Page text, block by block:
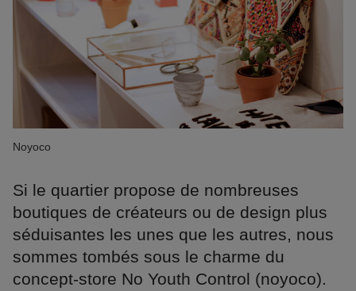
Noyoco
Si le quartier propose de nombreuses
boutiques de créateurs ou de design plus
séduisantes les unes que les autres, nous
sommes tombés sous le charme du
concept-store No Youth Control (noyoco).